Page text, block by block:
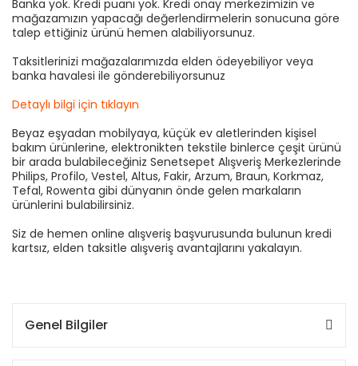
Banka yok. Kredi puanı yok. Kredi onay merkezimizin ve
mağazamızın yapacağı değerlendirmelerin sonucuna göre
talep ettiğiniz ürünü hemen alabiliyorsunuz.
Taksitlerinizi mağazalarımızda elden ödeyebiliyor veya
banka havalesi ile gönderebiliyorsunuz
Detaylı bilgi için tıklayın
Beyaz eşyadan mobilyaya, küçük ev aletlerinden kişisel
bakım ürünlerine, elektronikten tekstile binlerce çeşit ürünü
bir arada bulabileceğiniz Senetsepet Alışveriş Merkezlerinde
Philips, Profilo, Vestel, Altus, Fakir, Arzum, Braun, Korkmaz,
Tefal, Rowenta gibi dünyanın önde gelen markaların
ürünlerini bulabilirsiniz.
Siz de hemen online alışveriş başvurusunda bulunun kredi
kartsız, elden taksitle alışveriş avantajlarını yakalayın.
Genel Bilgiler